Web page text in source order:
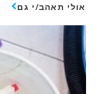
אולי תאהב/י גם